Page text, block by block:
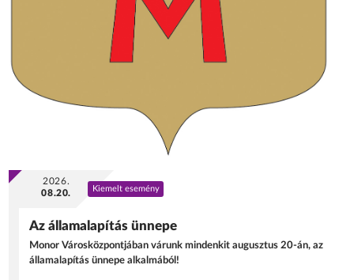
2026.
08.20.
Kiemelt esemény
Az államalapítás ünnepe
Monor Városközpontjában várunk mindenkit augusztus 20-án, az
államalapítás ünnepe alkalmából!